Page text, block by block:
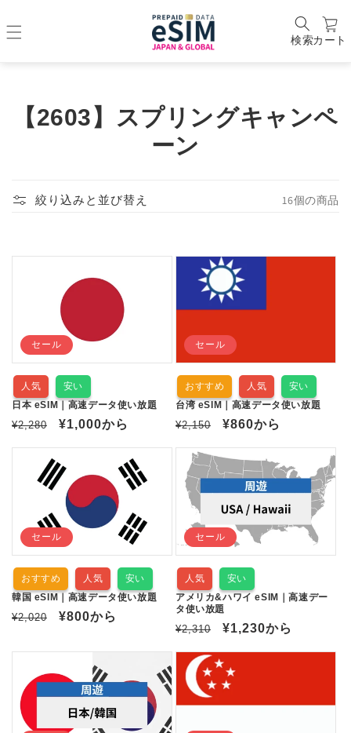
検索カート
コ
シ
ン
【2603】スプリングキャンペ
ーン
絞り込みと並び替え 16個の商品
セール
人気
安い
日本 eSIM｜高速データ使い放題
通
¥2,280
セ
ル
価
格
¥1,000から
セール
おすすめ 人気
安い
台湾 eSIM｜高速データ使い放題
通
格
¥2,150
セ
ル
価
¥860から
セール
おすすめ 人気
安い
韓国 eSIM｜高速データ使い放題
通
価
¥2,020
セ
ル
価
¥800から
セール
人気
安い
アメリカ&ハワイ eSIM｜高速デー
タ使い放題
通
価
格
¥2,310
セ
ル
価
格
¥1,230から